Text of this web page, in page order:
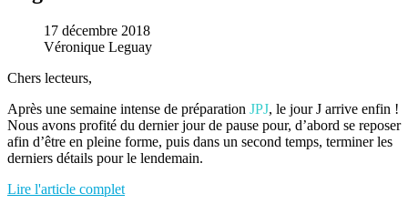
17 décembre 2018
Véronique Leguay
Chers lecteurs,
Après une semaine intense de préparation JPJ, le jour J arrive enfin !
Nous avons profité du dernier jour de pause pour, d’abord se reposer
afin d’être en pleine forme, puis dans un second temps, terminer les
derniers détails pour le lendemain.
Lire l'article complet